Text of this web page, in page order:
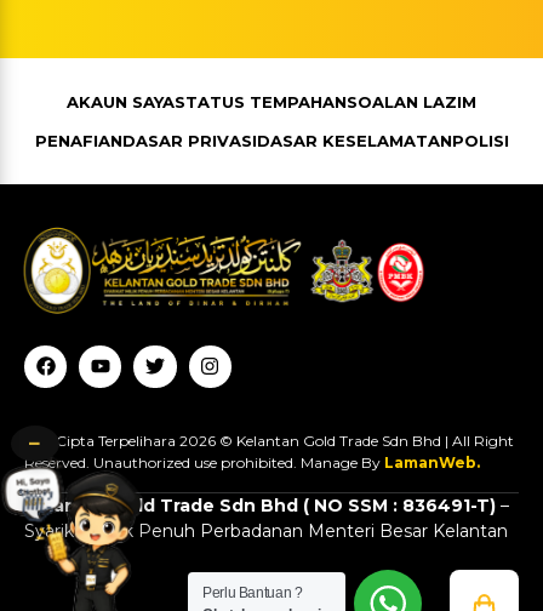
AKAUN SAYASTATUS TEMPAHANSOALAN LAZIM
PENAFIANDASAR PRIVASIDASAR KESELAMATANPOLISI
a
c
e
k
o
u
t
e
w
i
t
r
n
s
t
r
a
Hak Cipta Terpelihara 2026 © Kelantan Gold Trade Sdn Bhd | All Right
Reserved. Unauthorized use prohibited. Manage By LamanWeb.
Kelantan Gold Trade Sdn Bhd ( NO SSM : 836491-T) –
Syarikat Milik Penuh Perbadanan Menteri Besar Kelantan
Perlu Bantuan ?
−